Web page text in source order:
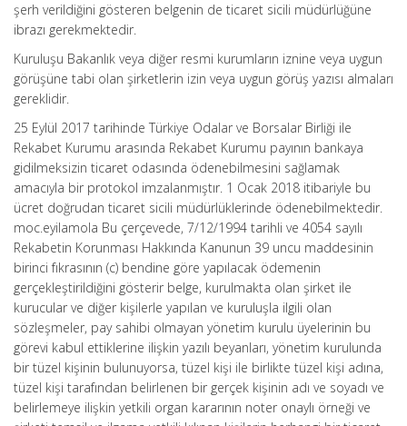
şerh verildiğini gösteren belgenin de ticaret sicili müdürlüğüne
ibrazı gerekmektedir.
Kuruluşu Bakanlık veya diğer resmi kurumların iznine veya uygun
görüşüne tabi olan şirketlerin izin veya uygun görüş yazısı almaları
gereklidir.
25 Eylül 2017 tarihinde Türkiye Odalar ve Borsalar Birliği ile
Rekabet Kurumu arasında Rekabet Kurumu payının bankaya
gidilmeksizin ticaret odasında ödenebilmesini sağlamak
amacıyla bir protokol imzalanmıştır. 1 Ocak 2018 itibariyle bu
ücret doğrudan ticaret sicili müdürlüklerinde ödenebilmektedir.
moc.eyilamola Bu çerçevede, 7/12/1994 tarihli ve 4054 sayılı
Rekabetin Korunması Hakkında Kanunun 39 uncu maddesinin
birinci fıkrasının (c) bendine göre yapılacak ödemenin
gerçekleştirildiğini gösterir belge, kurulmakta olan şirket ile
kurucular ve diğer kişilerle yapılan ve kuruluşla ilgili olan
sözleşmeler, pay sahibi olmayan yönetim kurulu üyelerinin bu
görevi kabul ettiklerine ilişkin yazılı beyanları, yönetim kurulunda
bir tüzel kişinin bulunuyorsa, tüzel kişi ile birlikte tüzel kişi adına,
tüzel kişi tarafından belirlenen bir gerçek kişinin adı ve soyadı ve
belirlemeye ilişkin yetkili organ kararının noter onaylı örneği ve